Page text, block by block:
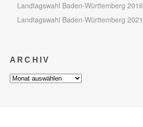
Landtagswahl Baden-Württemberg 2016
Landtagswahl Baden-Württemberg 2021
ARCHIV
Archiv